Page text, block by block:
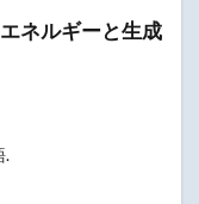
ネルギーと生成
.